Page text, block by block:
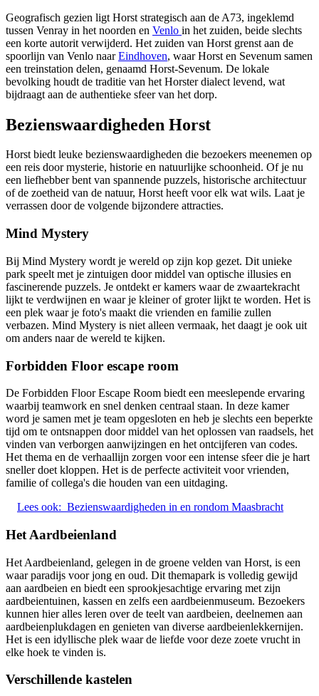
Geografisch gezien ligt Horst strategisch aan de A73, ingeklemd
tussen Venray in het noorden en Venlo in het zuiden, beide slechts
een korte autorit verwijderd. Het zuiden van Horst grenst aan de
spoorlijn van Venlo naarEindhoven, waar Horst en Sevenum samen
een treinstation delen, genaamd Horst-Sevenum. De lokale
bevolking houdt de traditie van het Horster dialect levend, wat
bijdraagt aan de authentieke sfeer van het dorp.
Bezienswaardigheden Horst
Horst biedt leuke bezienswaardigheden die bezoekers meenemen op
een reis door mysterie, historie en natuurlijke schoonheid. Of je nu
een liefhebber bent van spannende puzzels, historische architectuur
of de zoetheid van de natuur, Horst heeft voor elk wat wils. Laat je
verrassen door de volgende bijzondere attracties.
Mind Mystery
Bij Mind Mystery wordt je wereld op zijn kop gezet. Dit unieke
park speelt met je zintuigen door middel van optische illusies en
fascinerende puzzels. Je ontdekt er kamers waar de zwaartekracht
lijkt te verdwijnen en waar je kleiner of groter lijkt te worden. Het is
een plek waar je foto's maakt die vrienden en familie zullen
verbazen. Mind Mystery is niet alleen vermaak, het daagt je ook uit
om anders naar de wereld te kijken.
Forbidden Floor escape room
De Forbidden Floor Escape Room biedt een meeslepende ervaring
waarbij teamwork en snel denken centraal staan. In deze kamer
word je samen met je team opgesloten en heb je slechts een beperkte
tijd om te ontsnappen door middel van het oplossen van raadsels, het
vinden van verborgen aanwijzingen en het ontcijferen van codes.
Het thema en de verhaallijn zorgen voor een intense sfeer die je hart
sneller doet kloppen. Het is de perfecte activiteit voor vrienden,
familie of collega's die houden van een uitdaging.
Lees ook: Bezienswaardigheden in en rondom Maasbracht
Het Aardbeienland
Het Aardbeienland, gelegen in de groene velden van Horst, is een
waar paradijs voor jong en oud. Dit themapark is volledig gewijd
aan aardbeien en biedt een sprookjesachtige ervaring met zijn
aardbeientuinen, kassen en zelfs een aardbeienmuseum. Bezoekers
kunnen hier alles leren over de teelt van aardbeien, deelnemen aan
aardbeienplukdagen en genieten van diverse aardbeienlekkernijen.
Het is een idyllische plek waar de liefde voor deze zoete vrucht in
elke hoek te vinden is.
Verschillende kastelen